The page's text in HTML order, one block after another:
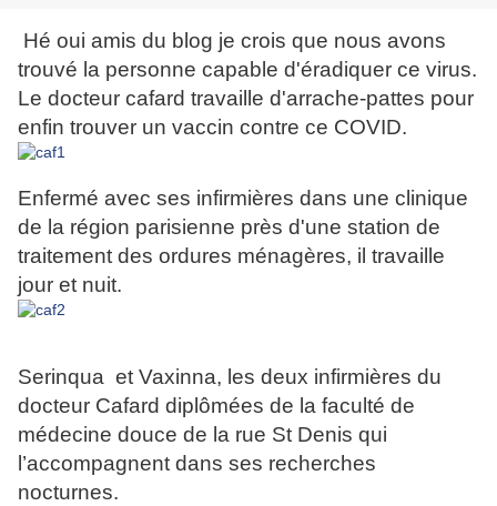
Hé oui amis du blog je crois que nous avons
trouvé la personne capable d'éradiquer ce virus.
Le docteur cafard travaille d'arrache-pattes pour
enfin trouver un vaccin contre ce COVID.
Enfermé avec ses infirmières dans une clinique
de la région parisienne près d'une station de
traitement des ordures ménagères, il travaille
jour et nuit.
Serinqua et Vaxinna, les deux infirmières du
docteur Cafard diplômées de la faculté de
médecine douce de la rue St Denis qui
l’accompagnent dans ses recherches
nocturnes.